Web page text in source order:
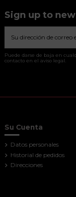
Sign up to
Puede darse de baja en
contacto en el aviso legal.
Su Cuenta
Datos personales
Historial de pedidos
Direcciones